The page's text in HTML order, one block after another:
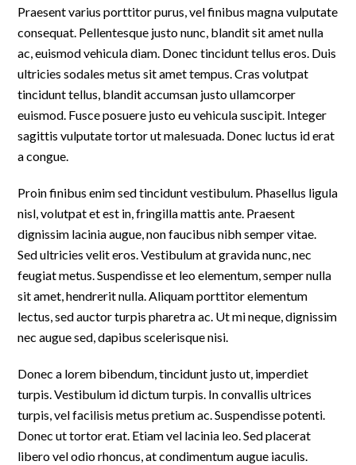
Praesent varius porttitor purus, vel finibus magna vulputate
consequat. Pellentesque justo nunc, blandit sit amet nulla
ac, euismod vehicula diam. Donec tincidunt tellus eros. Duis
ultricies sodales metus sit amet tempus. Cras volutpat
tincidunt tellus, blandit accumsan justo ullamcorper
euismod. Fusce posuere justo eu vehicula suscipit. Integer
sagittis vulputate tortor ut malesuada. Donec luctus id erat
a congue.
Proin finibus enim sed tincidunt vestibulum. Phasellus ligula
nisl, volutpat et est in, fringilla mattis ante. Praesent
dignissim lacinia augue, non faucibus nibh semper vitae.
Sed ultricies velit eros. Vestibulum at gravida nunc, nec
feugiat metus. Suspendisse et leo elementum, semper nulla
sit amet, hendrerit nulla. Aliquam porttitor elementum
lectus, sed auctor turpis pharetra ac. Ut mi neque, dignissim
nec augue sed, dapibus scelerisque nisi.
Donec a lorem bibendum, tincidunt justo ut, imperdiet
turpis. Vestibulum id dictum turpis. In convallis ultrices
turpis, vel facilisis metus pretium ac. Suspendisse potenti.
Donec ut tortor erat. Etiam vel lacinia leo. Sed placerat
libero vel odio rhoncus, at condimentum augue iaculis.